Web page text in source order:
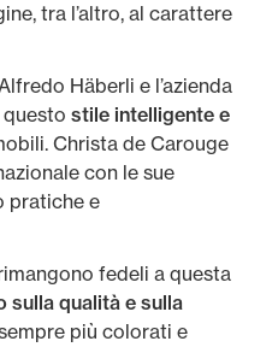
tra l’altro, al carattere
Häberli e l’azienda
stile intelligente e
Christa de Carouge
con le sue
pratiche e
fedeli a questa
sulla qualità e sulla
più colorati e